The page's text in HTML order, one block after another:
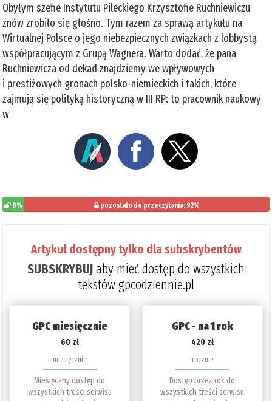
Obyłym szefie Instytutu Pileckiego Krzysztofie Ruchniewiczu
znów zrobiło się głośno. Tym razem za sprawą artykułu na
Wirtualnej Polsce o jego niebezpiecznych związkach z lobbystą
współpracującym z Grupą Wagnera. Warto dodać, że pana
Ruchniewicza od dekad znajdziemy we wpływowych
i prestiżowych gronach polsko-niemieckich i takich, które
zajmują się polityką historyczną w III RP: to pracownik naukowy
w
8% pozostało do przeczytania: 92%
Artykuł dostępny tylko dla subskrybentów
SUBSKRYBUJaby mieć dostęp do wszystkich
tekstów gpcodziennie.pl
GPC miesięcznie
60 zł
miesięcznie
Miesięczny dostęp do
wszystkich treści serwisu
GPC - na 1 rok
420 zł
rocznie
Dostęp przez rok do
wszystkich treści serwisu